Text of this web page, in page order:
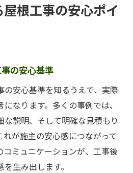
根工事の安心ポイ
の安心基準
安心基準を知るうえで、実際
なります。多くの事例では、
説明、そして明確な見積もり
が施主の安心感につながって
コミュニケーションが、工事後
生み出します。